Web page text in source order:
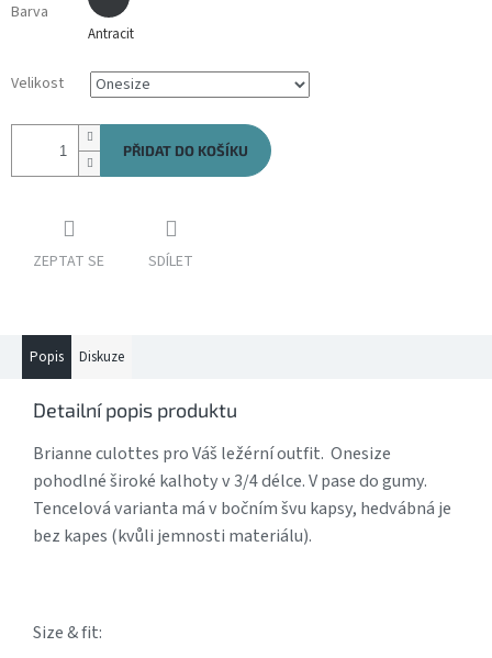
Barva
Antracit
Velikost
PŘIDAT DO KOŠÍKU
ZEPTAT SE SDÍLET
Popis Diskuze
Detailní popis produktu
Brianne culottes pro Váš ležérní outfit. Onesize
pohodlné široké kalhoty v 3/4 délce. V pase do gumy.
Tencelová varianta má v bočním švu kapsy, hedvábná je
bez kapes (kvůli jemnosti materiálu).
Size & fit: